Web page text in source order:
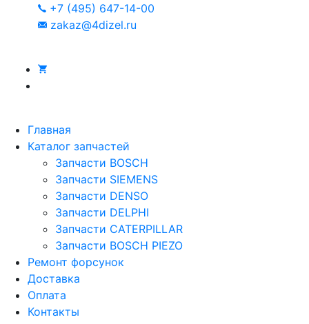
+7 (495) 647-14-00
zakaz@4dizel.ru
Главная
Каталог запчастей
Запчасти BOSCH
Запчасти SIEMENS
Запчасти DENSO
Запчасти DELPHI
Запчасти CATERPILLAR
Запчасти BOSCH PIEZO
Ремонт форсунок
Доставка
Оплата
Контакты